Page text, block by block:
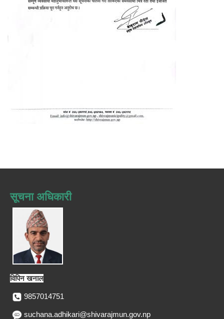
सूचना अधिकारी
विपिन खनाल
9857014751
suchana.adhikari@shivarajmun.gov.np